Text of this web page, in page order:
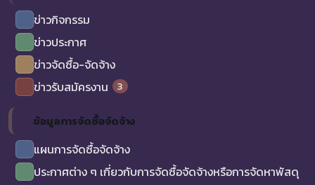
ข่าวกิจกรรม
ข่าวประกาศ
ข่าวจัดซื้อ-จัดจ้าง
ข่าวรับสมัครงาน
3
ข้อมูลการจัดซื้อจัดจ้าง
แผนการจัดซื้อจัดจ้าง
ประกาศต่าง ๆ เกี่ยวกับการจัดซื้อจัดจ้างหรือการจัดหาพัสดุ